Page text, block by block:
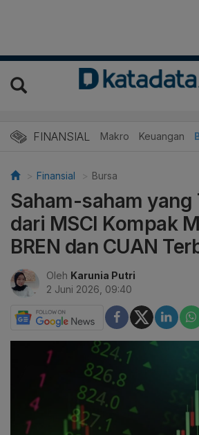
FINANSIAL Makro Keuangan
Finansial Bursa
Saham-saham yang
dari MSCI Kompak
BREN dan CUAN
Oleh Karunia Putri
2 Juni 2026, 09:40